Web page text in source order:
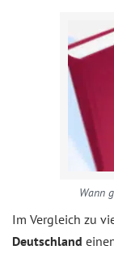
Wann
Im Vergleich zu
Deutschland